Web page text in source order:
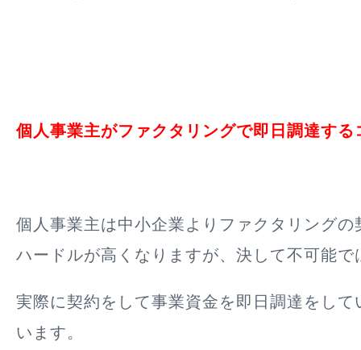
個人事業主がファクタリングで即日調達する
個人事業主は中小企業よりファクタリングの
ハードルが高くなりますが、決して不可能で
実際に契約をして事業資金を即日調達をして
います。